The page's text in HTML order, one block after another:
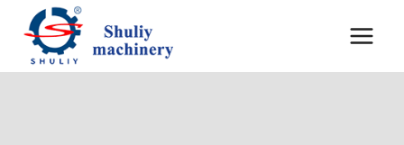
Inhalt
springen